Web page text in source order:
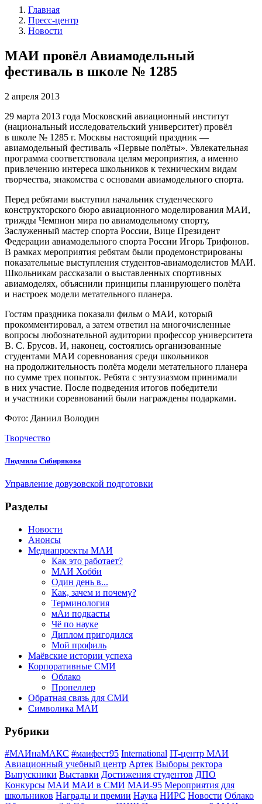
Главная
Пресс-центр
Новости
МАИ провёл Авиамодельный
фестиваль в школе № 1285
2 апреля 2013
29 марта 2013 года Московский авиационный институт
(национальный исследовательский университет) провёл
в школе № 1285 г. Москвы настоящий праздник —
авиамодельный фестиваль «Первые полёты». Увлекательная
программа соответствовала целям мероприятия, а именно
привлечению интереса школьников к техническим видам
творчества, знакомства с основами авиамодельного спорта.
Перед ребятами выступил начальник студенческого
конструкторского бюро авиационного моделирования МАИ,
трижды Чемпион мира по авиамодельному спорту,
Заслуженный мастер спорта России, Вице Президент
Федерации авиамодельного спорта России Игорь Трифонов.
В рамках мероприятия ребятам были продемонстрированы
показательные выступления студентов-авиамоделистов МАИ.
Школьникам рассказали о выставленных спортивных
авиамоделях, объяснили принципы планирующего полёта
и настроек модели метательного планера.
Гостям праздника показали фильм о МАИ, который
прокомментировал, а затем ответил на многочисленные
вопросы любознательной аудитории профессор университета
В. С. Брусов. И, наконец, состоялись организованные
студентами МАИ соревнования среди школьников
на продолжительность полёта модели метательного планера
по сумме трех попыток. Ребята с энтузиазмом принимали
в них участие. После подведения итогов победители
и участники соревнований были награждены подарками.
Фото: Даниил Володин
Творчество
Людмила Сибирякова
Управление довузовской подготовки
Разделы
Новости
Анонсы
Медиапроекты МАИ
Как это работает?
МАИ Хобби
Один день в...
Как, зачем и почему?
Терминология
мАи подкасты
Чё по науке
Диплом пригодился
Мой профиль
Маёвские истории успеха
Корпоративные СМИ
Облако
Пропеллер
Обратная связь для СМИ
Символика МАИ
Рубрики
#МАИнаМАКС #маифест95 International IT-центр МАИ
Авиационный учебный центр Артек Выборы ректора
Выпускники Выставки Достижения студентов ДПО
Конкурсы МАИ МАИ в СМИ МАИ-95 Мероприятия для
школьников Награды и премии Наука НИРС Новости Облако